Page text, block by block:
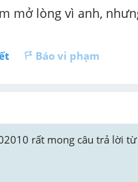
mở lòng vì anh,
Báo vi phạm
rất mong câu trả lời